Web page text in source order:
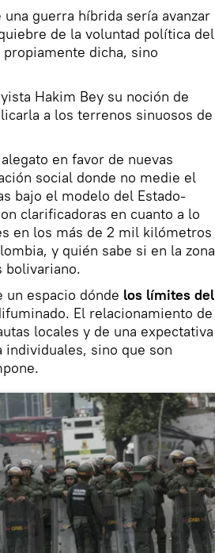
guerra híbrida sería avanzar
de la voluntad política del
dicha, sino
Hakim Bey su noción de
a los terrenos sinuosos de
en favor de nuevas
social donde no medie el
bajo el modelo del Estado-
clarificadoras en cuanto a lo
en los más de 2 mil kilómetros
y quién sabe si en la zona
bolivariano.
un espacio dónde los límites del
El relacionamiento de
locales y de una expectativa
individuales, sino que son